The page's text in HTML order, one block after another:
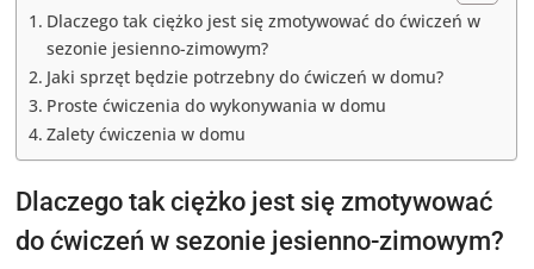
Dlaczego tak ciężko jest się zmotywować do ćwiczeń w
sezonie jesienno-zimowym?
Jaki sprzęt będzie potrzebny do ćwiczeń w domu?
Proste ćwiczenia do wykonywania w domu
Zalety ćwiczenia w domu
Dlaczego tak ciężko jest się zmotywować
do ćwiczeń w sezonie jesienno-zimowym?